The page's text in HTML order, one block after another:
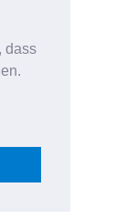
dass